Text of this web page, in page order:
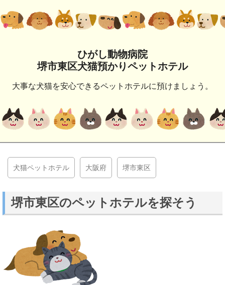
ひがし動物病院
堺市東区犬猫預かりペットホテル
大事な犬猫を安心できるペットホテルに預けましょう。
犬猫ペットホテル 大阪府 堺市東区
堺市東区のペットホテルを探そう